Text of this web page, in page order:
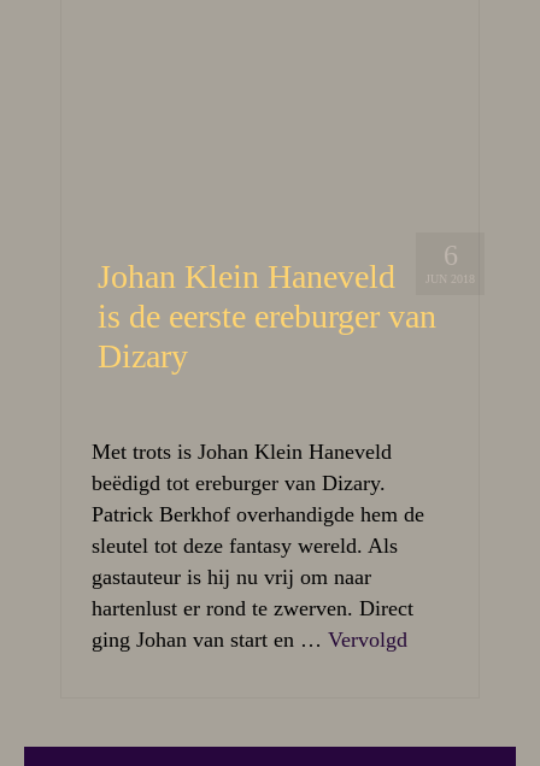
6
JUN 2018
Johan Klein Haneveld
is de eerste ereburger van
Dizary
Met trots is Johan Klein Haneveld
beëdigd tot ereburger van Dizary.
Patrick Berkhof overhandigde hem de
sleutel tot deze fantasy wereld. Als
gastauteur is hij nu vrij om naar
hartenlust er rond te zwerven. Direct
ging Johan van start en … Vervolgd